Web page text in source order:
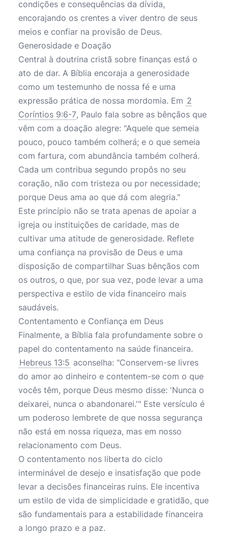
condições e consequências da dívida,
encorajando os crentes a viver dentro de seus
meios e confiar na provisão de Deus.
Generosidade e Doação
Central à doutrina cristã sobre finanças está o
ato de dar. A Bíblia encoraja a generosidade
como um testemunho de nossa fé e uma
expressão prática de nossa mordomia. Em 2
Coríntios 9:6-7, Paulo fala sobre as bênçãos que
vêm com a doação alegre: "Aquele que semeia
pouco, pouco também colherá; e o que semeia
com fartura, com abundância também colherá.
Cada um contribua segundo propôs no seu
coração, não com tristeza ou por necessidade;
porque Deus ama ao que dá com alegria."
Este princípio não se trata apenas de apoiar a
igreja ou instituições de caridade, mas de
cultivar uma atitude de generosidade. Reflete
uma confiança na provisão de Deus e uma
disposição de compartilhar Suas bênçãos com
os outros, o que, por sua vez, pode levar a uma
perspectiva e estilo de vida financeiro mais
saudáveis.
Contentamento e Confiança em Deus
Finalmente, a Bíblia fala profundamente sobre o
papel do contentamento na saúde financeira.
Hebreus 13:5 aconselha: "Conservem-se livres
do amor ao dinheiro e contentem-se com o que
vocês têm, porque Deus mesmo disse: 'Nunca o
deixarei, nunca o abandonarei.'" Este versículo é
um poderoso lembrete de que nossa segurança
não está em nossa riqueza, mas em nosso
relacionamento com Deus.
O contentamento nos liberta do ciclo
interminável de desejo e insatisfação que pode
levar a decisões financeiras ruins. Ele incentiva
um estilo de vida de simplicidade e gratidão, que
são fundamentais para a estabilidade financeira
a longo prazo e a paz.